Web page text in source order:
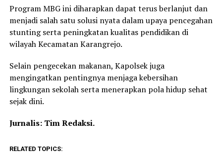
Program MBG ini diharapkan dapat terus berlanjut dan
menjadi salah satu solusi nyata dalam upaya pencegahan
stunting serta peningkatan kualitas pendidikan di
wilayah Kecamatan Karangrejo.
Selain pengecekan makanan, Kapolsek juga
mengingatkan pentingnya menjaga kebersihan
lingkungan sekolah serta menerapkan pola hidup sehat
sejak dini.
Jurnalis: Tim Redaksi.
RELATED TOPICS: